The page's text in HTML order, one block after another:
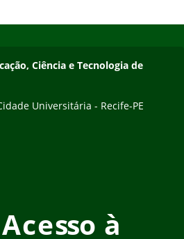
Ciência e Tecnologia de
Universitária - Recife-PE